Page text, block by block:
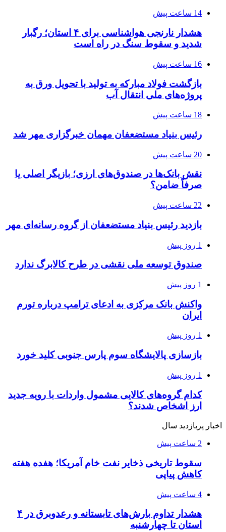
14 ساعت پیش
هشدار نارنجی هواشناسی برای ۴ استان؛ رگبار
شدید و سقوط سنگ در راه است
16 ساعت پیش
بازگشت فولاد مبارکه به تولید با تحویل ورق به
پروژه‌های ملی انتقال آب
18 ساعت پیش
رئیس بنیاد مستضعفان مهمان خبرگزاری مهر شد
20 ساعت پیش
نقش بانک‌ها در صندوق‌های ارزی؛ بازیگر اصلی یا
صرفاً ضامن؟
22 ساعت پیش
بازدید رئیس بنیاد مستضعفان از گروه رسانه‌ای مهر
1 روز پیش
صندوق توسعه ملی نقشی در طرح کالابرگ ندارد
1 روز پیش
واکنش بانک مرکزی به ادعای ترامپ درباره تورم
ایران
1 روز پیش
بازسازی پالایشگاه سوم پارس جنوبی کلید خورد
1 روز پیش
کدام گروه‌های کالایی مشمول واردات با رویه جدید
ارز اشخاص شدند؟
اخبار پربازدید سال
2 ساعت پیش
سقوط تاریخی ذخایر نفت خام آمریکا؛ هفده هفته
کاهش پیاپی
4 ساعت پیش
هشدار تداوم بارش‌های تابستانه و رعدوبرق در ۴
استان تا چهارشنبه